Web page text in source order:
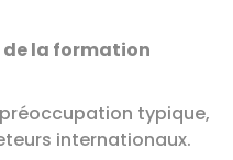
de la formation
typique,
internationaux.